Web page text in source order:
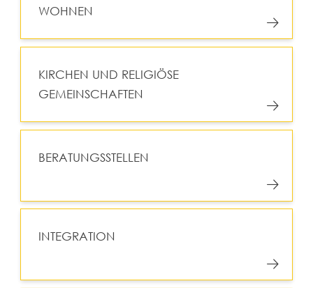
WOHNEN
KIRCHEN UND RELIGIÖSE
GEMEINSCHAFTEN
BERATUNGSSTELLEN
INTEGRATION